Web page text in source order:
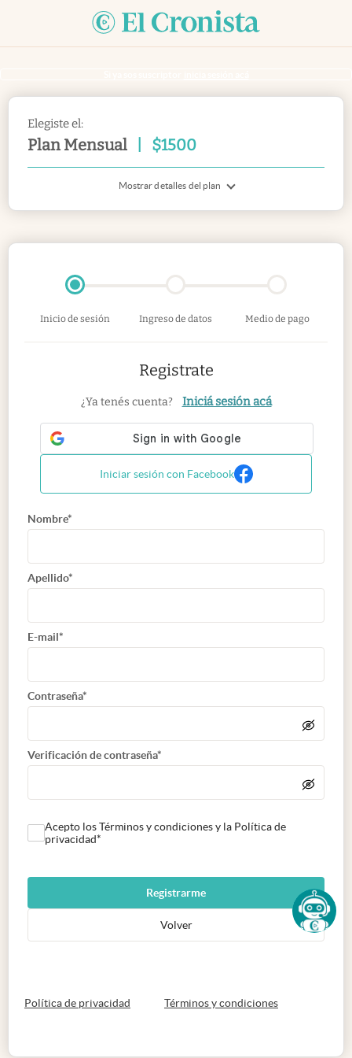
Elegiste el:
Plan Mensual $1500
Mostrar detalles del plan
Inicio de sesión Ingreso de datos Medio de pago
Registrate
¿Ya tenés cuenta? Iniciá sesión acá
Iniciar sesión con Facebook
Nombre*
Apellido*
E-mail*
Contraseña*
Verificación de contraseña*
Acepto los Términos y condiciones y la Política de
privacidad*
Registrarme
Volver
Política de privacidad abre en nueva pestaña
Términos y condicionesabre en nueva